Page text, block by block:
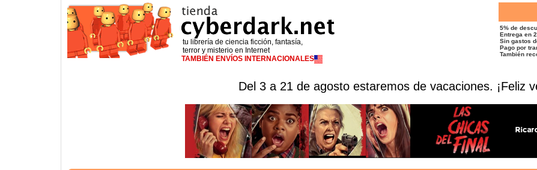
tu librería de ciencia ficción, fantasía,
terror y misterio en Internet
TAMBIÉN ENVÍOS INTERNACIONALES
5% de
Entrega en
Sin gastos
Pago por
También
Del 3 a 21 de agosto estaremos de vacaciones. ¡Feliz